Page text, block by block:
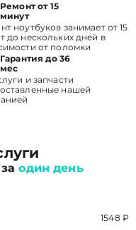
Ремонт от 15
минут
ноутбуков занимает от 15
до нескольких дней в
от поломки
Гарантия до 36
мес
и запчасти
нашей
заодин день
1548 ₽